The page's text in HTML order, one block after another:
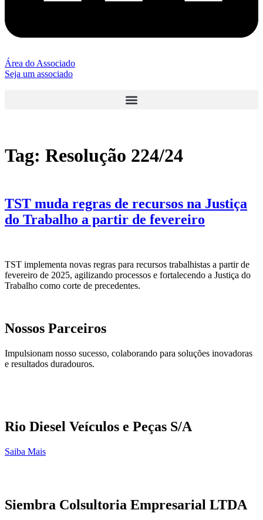
Área do Associado
Seja um associado
Tag: Resolução 224/24
TST muda regras de recursos na Justiça
do Trabalho a partir de fevereiro
TST implementa novas regras para recursos trabalhistas a partir de
fevereiro de 2025, agilizando processos e fortalecendo a Justiça do
Trabalho como corte de precedentes.
Nossos Parceiros
Impulsionam nosso sucesso, colaborando para soluções inovadoras
e resultados duradouros.
Rio Diesel Veículos e Peças S/A
Saiba Mais
Siembra Colsultoria Empresarial LTDA